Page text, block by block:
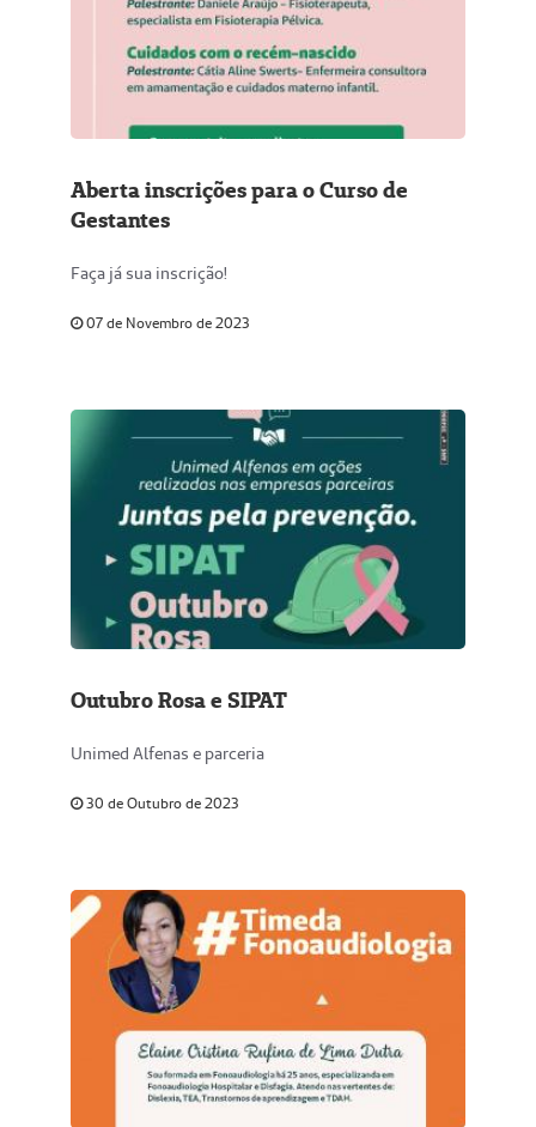
Aberta inscrições para o Curso de
Gestantes
Faça já sua inscrição!
07 de Novembro de 2023
Outubro Rosa e SIPAT
Unimed Alfenas e parceria
30 de Outubro de 2023